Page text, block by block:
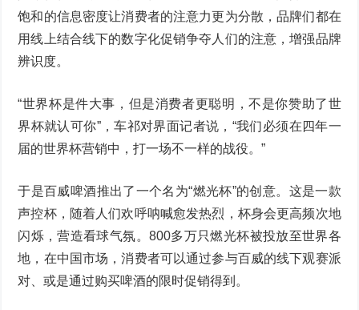
饱和的信息密度让消费者的注意力更为分散，品牌们都在
用线上结合线下的数字化促销争夺人们的注意，增强品牌
辨识度。
“世界杯是件大事，但是消费者更聪明，不是你赞助了世
界杯就认可你”，车祁对界面记者说，“我们必须在四年一
届的世界杯营销中，打一场不一样的战役。”
于是百威啤酒推出了一个名为“燃光杯”的创意。这是一款
声控杯，随着人们欢呼呐喊愈发热烈，杯身会更高频次地
闪烁，营造看球气氛。800多万只燃光杯被投放至世界各
地，在中国市场，消费者可以通过参与百威的线下观赛派
对、或是通过购买啤酒的限时促销得到。